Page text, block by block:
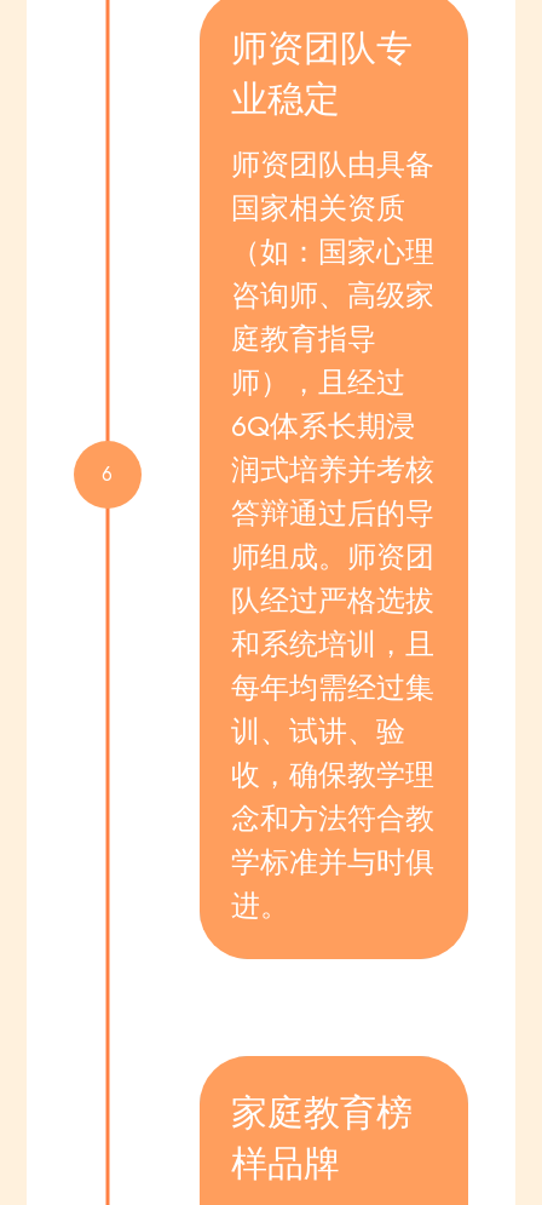
师资团队专
业稳定
师资团队由具备
国家相关资质
（如：国家心理
咨询师、高级家
庭教育指导
师），且经过
6Q体系长期浸
润式培养并考核
答辩通过后的导
师组成。师资团
队经过严格选拔
和系统培训，且
每年均需经过集
训、试讲、验
收，确保教学理
念和方法符合教
学标准并与时俱
进。
6
家庭教育榜
样品牌